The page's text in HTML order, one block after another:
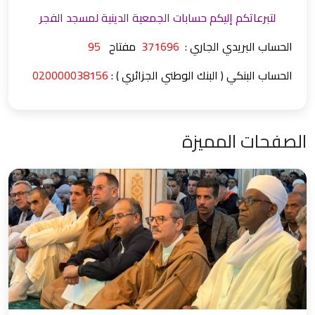
لتبرعاتكم إليكم حسابات الجمعية الدينية لمسجد الفجر
الحساب البريدي الجاري : 371696 مفتاح
الحساب البنكي ( البنك الوطني الجزائري ) :020000038156
الصفحات المميزة